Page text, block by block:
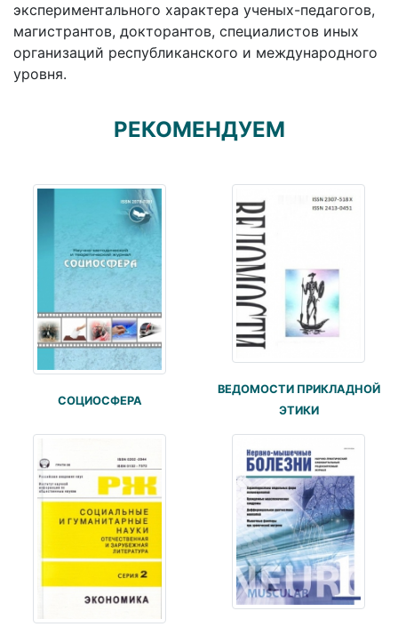
экспериментального характера ученых-педагогов,
магистрантов, докторантов, специалистов иных
организаций республиканского и международного
уровня.
РЕКОМЕНДУЕМ
СОЦИОСФЕРА
ВЕДОМОСТИ ПРИКЛАДНОЙ
ЭТИКИ